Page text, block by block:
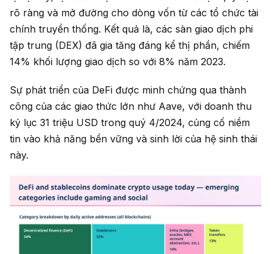
rõ ràng và mở đường cho dòng vốn từ các tổ chức tài
chính truyền thống. Kết quả là, các sàn giao dịch phi
tập trung (DEX) đã gia tăng đáng kể thị phần, chiếm
14% khối lượng giao dịch so với 8% năm 2023.
Sự phát triển của DeFi được minh chứng qua thành
công của các giao thức lớn như Aave, với doanh thu
kỷ lục 31 triệu USD trong quý 4/2024, củng cố niềm
tin vào khả năng bền vững và sinh lời của hệ sinh thái
này.